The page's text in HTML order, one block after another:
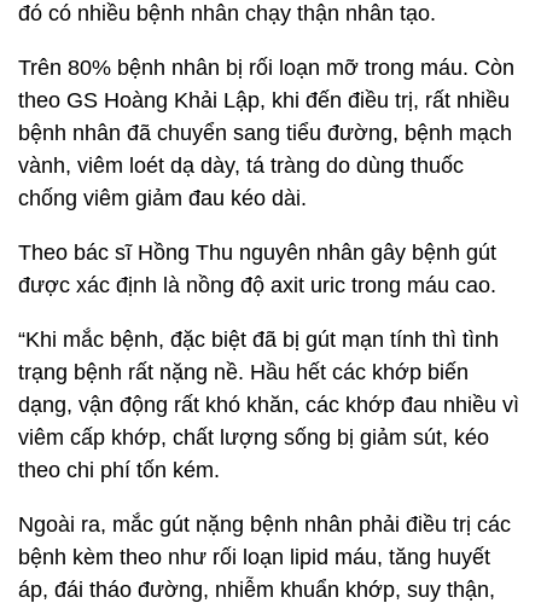
đó có nhiều bệnh nhân chạy thận nhân tạo.
Trên 80% bệnh nhân bị rối loạn mỡ trong máu. Còn
theo GS Hoàng Khải Lập, khi đến điều trị, rất nhiều
bệnh nhân đã chuyển sang tiểu đường, bệnh mạch
vành, viêm loét dạ dày, tá tràng do dùng thuốc
chống viêm giảm đau kéo dài.
Theo bác sĩ Hồng Thu nguyên nhân gây bệnh gút
được xác định là nồng độ axit uric trong máu cao.
“Khi mắc bệnh, đặc biệt đã bị gút mạn tính thì tình
trạng bệnh rất nặng nề. Hầu hết các khớp biến
dạng, vận động rất khó khăn, các khớp đau nhiều vì
viêm cấp khớp, chất lượng sống bị giảm sút, kéo
theo chi phí tốn kém.
Ngoài ra, mắc gút nặng bệnh nhân phải điều trị các
bệnh kèm theo như rối loạn lipid máu, tăng huyết
áp, đái tháo đường, nhiễm khuẩn khớp, suy thận,